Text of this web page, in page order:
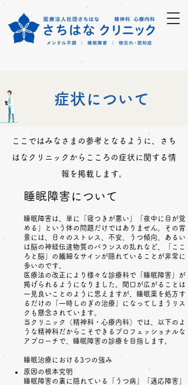
症状について
ここではみなさまの参考となるように、さち
はなクリニックからこころの症状に関する情
報を掲載します。
​睡眠障害について
睡眠障害は、単に「寝つきが悪い」「夜中に目が覚
める」という体の問題だけではありません。その背
景には、日々のストレス、不安、うつ傾向、あるい
は脳の神経伝達物質のバランスの乱れなど、「ここ
ろと脳」の繊細なサインが隠れていることが非常に
多いのです。
医療法の改正により様々な診療科で「睡眠障害」が
掲げられるようになりました。間口が広がることは
一見良いことのように思えますが、睡眠薬を処方す
るだけの「一時しのぎの治療」になってしまうリス
クも懸念されています。
当クリニック（精神科・心療内科）では、以下のよ
うな精神科だからこそできるプロフェッショナルな
アプローチで、睡眠障害の診療を目指します。
睡眠治療における3つの強み
原因の根本究明
睡眠障害の裏に隠れている「うつ病」「適応障害」